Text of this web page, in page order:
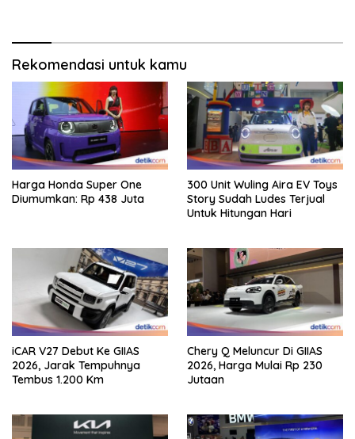
Rekomendasi untuk kamu
Harga Honda Super One
Diumumkan: Rp 438 Juta
300 Unit Wuling Aira EV Toys
Story Sudah Ludes Terjual
Untuk Hitungan Hari
iCAR V27 Debut Ke GIIAS
2026, Jarak Tempuhnya
Tembus 1.200 Km
Chery Q Meluncur Di GIIAS
2026, Harga Mulai Rp 230
Jutaan